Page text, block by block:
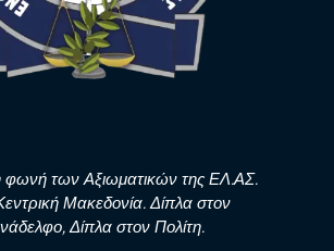
φωνή των Αξιωματικών της ΕΛ.ΑΣ.
Μακεδονία. Δίπλα στον
Δίπλα στον Πολίτη.